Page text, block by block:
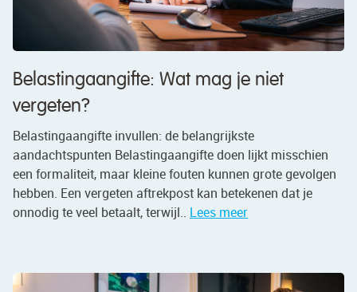
Belastingaangifte: Wat mag je niet
vergeten?
Belastingaangifte invullen: de belangrijkste
aandachtspunten Belastingaangifte doen lijkt misschien
een formaliteit, maar kleine fouten kunnen grote gevolgen
hebben. Een vergeten aftrekpost kan betekenen dat je
onnodig te veel betaalt, terwijl.. Lees meer